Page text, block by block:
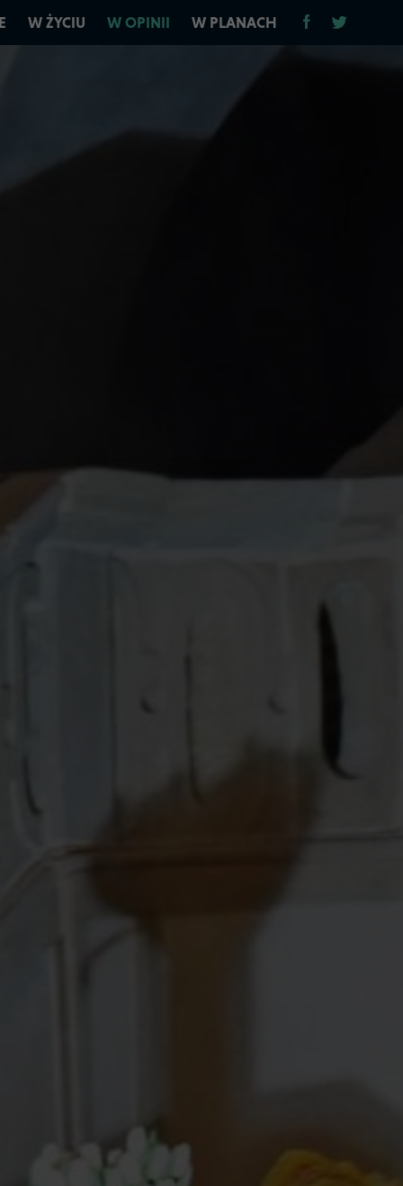
W ŻYCIU W OPINII W PLANACH